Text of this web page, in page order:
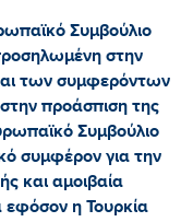
Συμβούλιο
στην
των συμφερόντων
προάσπιση της
Συμβούλιο
συμφέρον για την
και αμοιβαία
η Τουρκία